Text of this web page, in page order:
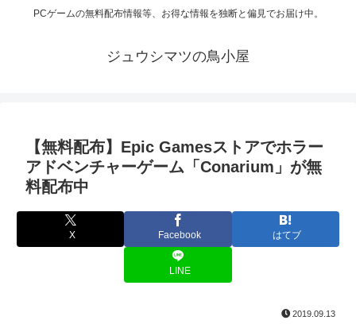
PCゲームの無料配布情報等、お得な情報を独断と偏見でお届け中。
ジュウシマツの鳥小屋
【無料配布】Epic Gamesストアでホラー
アドベンチャーゲーム「Conarium」が無
料配布中
X Facebook はてブ
LINE
2019.09.13